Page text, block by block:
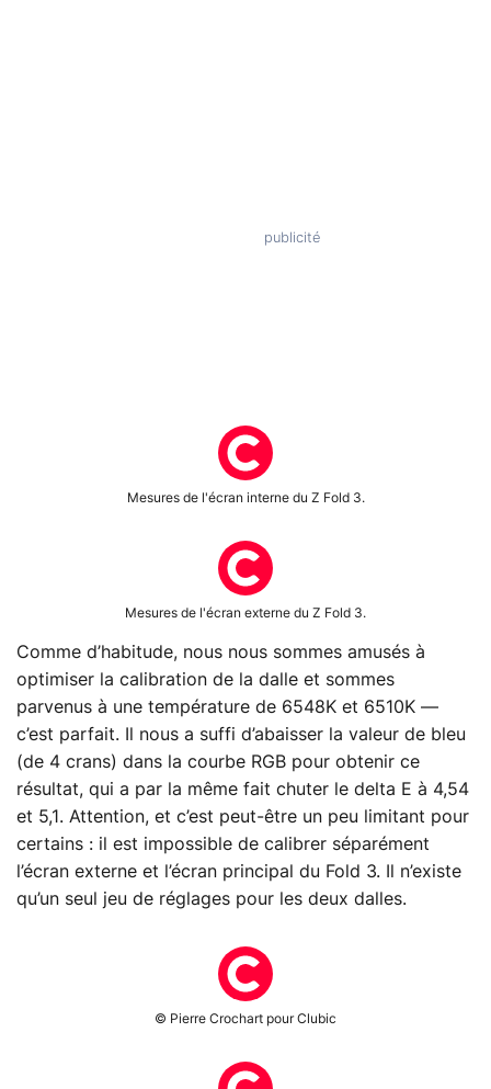
Mesures de l'écran interne du Z Fold 3.
Mesures de l'écran externe du Z Fold 3.
Comme d’habitude, nous nous sommes amusés à
optimiser la calibration de la dalle et sommes
parvenus à une température de 6548K et 6510K —
c’est parfait. Il nous a suffi d’abaisser la valeur de bleu
(de 4 crans) dans la courbe RGB pour obtenir ce
résultat, qui a par la même fait chuter le delta E à 4,54
et 5,1. Attention, et c’est peut-être un peu limitant pour
certains : il est impossible de calibrer séparément
l’écran externe et l’écran principal du Fold 3. Il n’existe
qu’un seul jeu de réglages pour les deux dalles.
© Pierre Crochart pour Clubic